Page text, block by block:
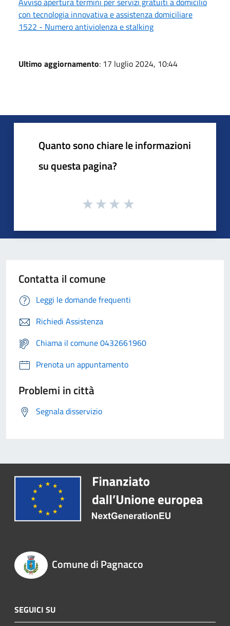
con tecnologia innovativa e assistenza domiciliare
1522 - Numero antiviolenza e stalking
Ultimo aggiornamento: 17 luglio 2024, 10:44
Quanto sono chiare le informazioni
su questa pagina?
Contatta il comune
Leggi le domande frequenti
Richiedi Assistenza
Chiama il comune 0432661960
Prenota un appuntamento
Problemi in città
Segnala disservizio
Comune di Pagnacco
SEGUICI SU